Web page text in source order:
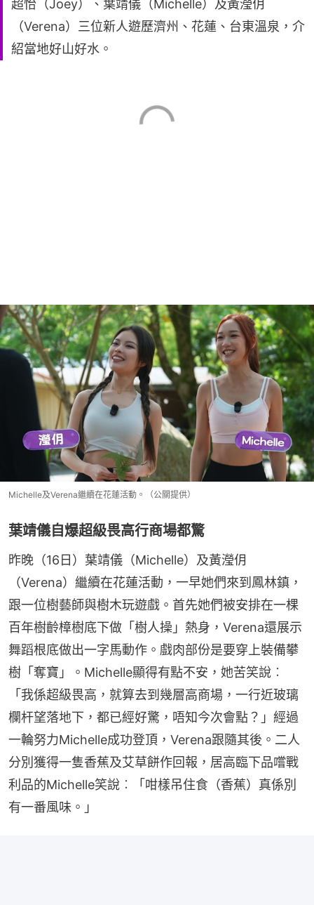
超怡（Joey）、葉靖儀（Michelle）及黃瀅仴
（Verena）三位新人遊歷濟州、花蓮、台東溫泉，介
紹當地好山好水。
Michelle及Verena繼續在花蓮活動。（公關提供）
葉靖儀自爆超級畏高行商場都驚
昨晚（16日）葉靖儀（Michelle）及黃瀅仴
（Verena）繼續在花蓮活動，一早她們來到鳳林鎮，
跟一位樹藝師與樹木玩遊戲。首先她們被安排在一棵
百年樹齡樟樹底下做「樹人操」熱身，Verena還展示
舞蹈根底做出一字馬動作。戲肉部份是要穿上裝備攀
樹「奪寶」。Michelle顯得有點不安，她苦笑說︰
「我係超級畏高，就算去到幾層高商場，一行近玻璃
欄杆望落地下，都已經好驚，唔知今次會點？」經過
一輪努力Michelle成功登頂，Verena跟隨其後。二人
分別獲得一隻香蕉及艾草餅作回報，居高臨下品嚐戰
利品的Michelle笑說︰「咁樣吊住食（香蕉）真係別
有一番風味。」